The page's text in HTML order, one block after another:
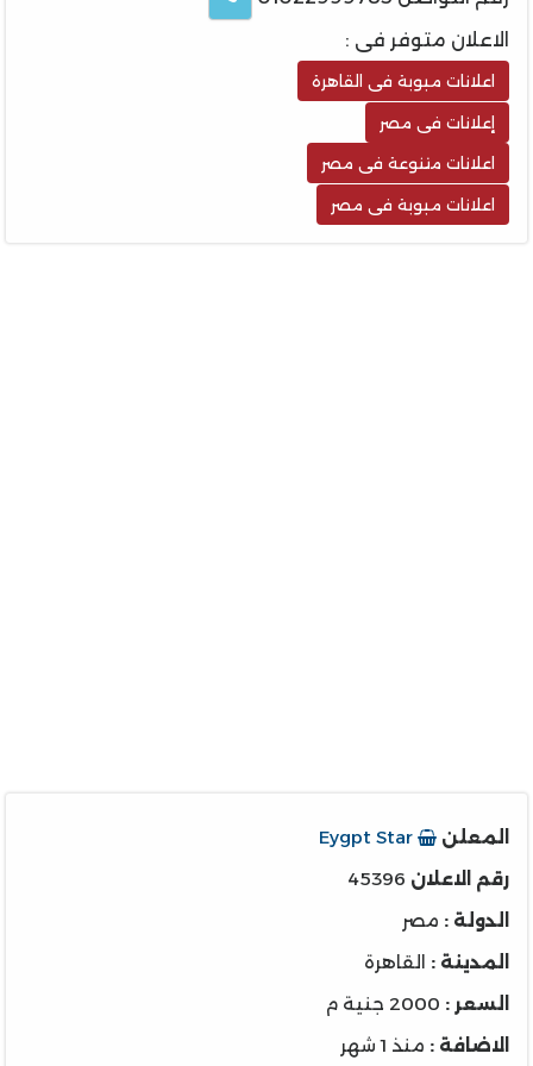
الاعلان متوفر فى :
اعلانات مبوبة فى القاهرة
إعلانات فى مصر
اعلانات متنوعة فى مصر
اعلانات مبوبة فى مصر
المعلن
رقم الاعلان 45396
الدولة : مصر
المدينة : القاهرة
السعر : 2000 جنية م
الاضافة : منذ 1 شهر